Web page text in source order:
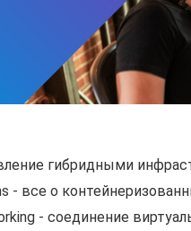
гибридными
- все о
- соединение